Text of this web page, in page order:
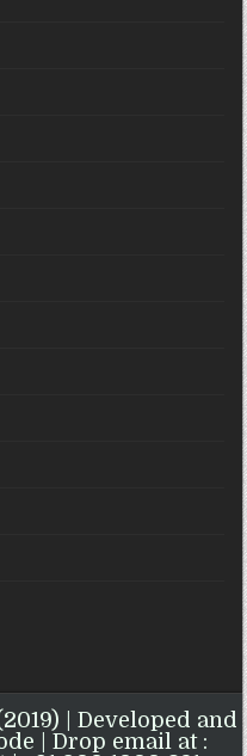
| Developed and
| Drop email at :